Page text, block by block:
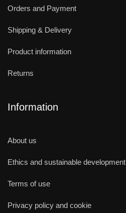
Orders and Payment
Shipping & Delivery
Product information
Returns
Information
About us
Ethics and sustainable development
Terms of use
Privacy policy and cookie